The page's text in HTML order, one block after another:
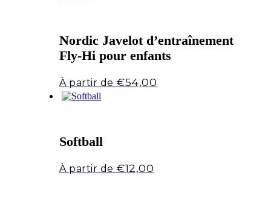
Nordic Javelot d’entraînement
Fly-Hi pour enfants
€54,00
Softball
€12,00